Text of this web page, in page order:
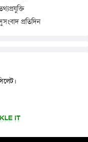
প্রতিদিন